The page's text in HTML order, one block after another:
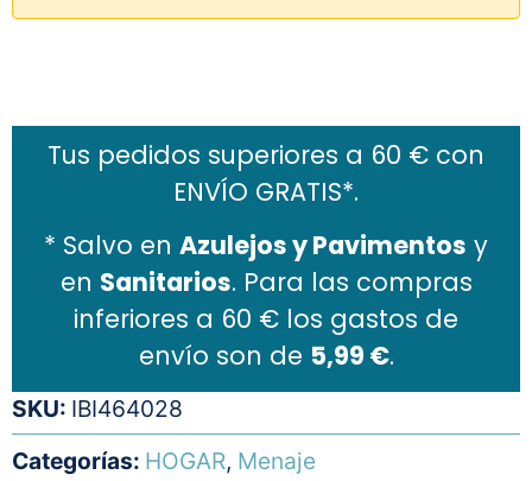
Tus pedidos superiores a 60 € con
ENVÍO GRATIS*.
* Salvo en Azulejos y Pavimentos y
en Sanitarios. Para las compras
inferiores a 60 € los gastos de
envío son de 5,99 €.
SKU: IBI464028
Categorías: HOGAR, Menaje